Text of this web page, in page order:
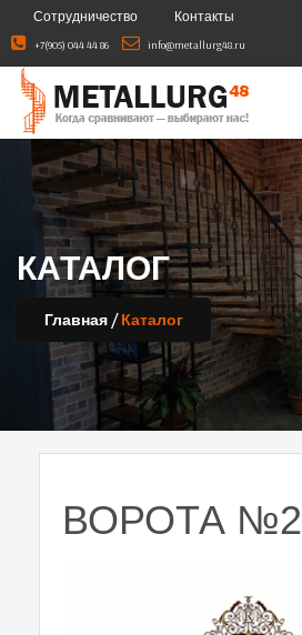
Сотрудничество Контакты
+7(905) 044 44 86 info@metallurg48.ru
КАТАЛОГ
Главная /Каталог
ВОРОТА №2